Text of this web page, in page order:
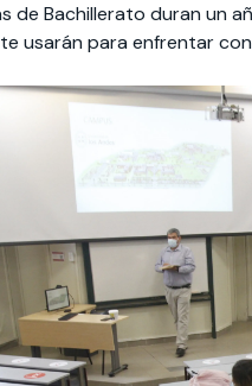
de Bachillerato duran un
usarán para enfrentar